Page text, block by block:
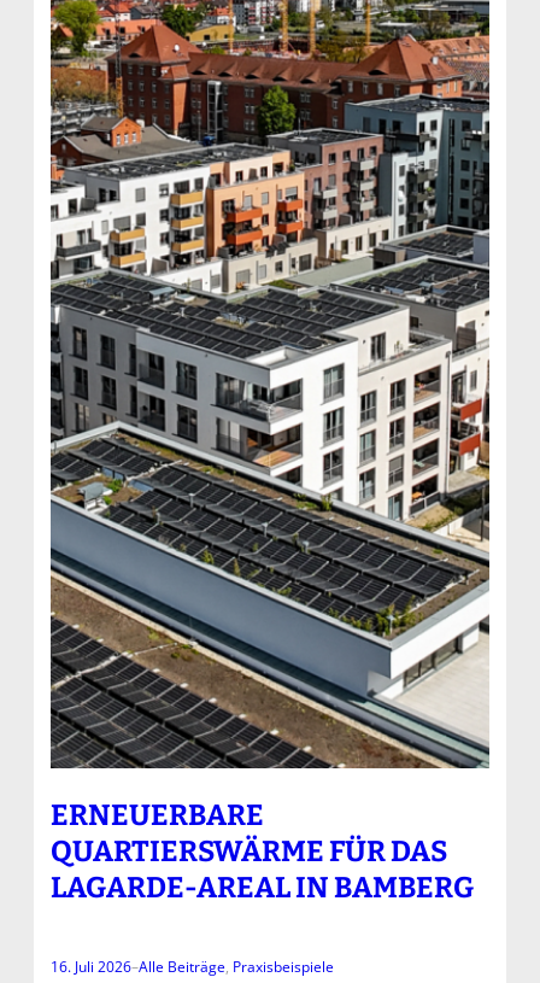
ERNEUERBARE
QUARTIERSWÄRME FÜR DAS
LAGARDE-AREAL IN BAMBERG
16. Juli 2026–Alle Beiträge, Praxisbeispiele